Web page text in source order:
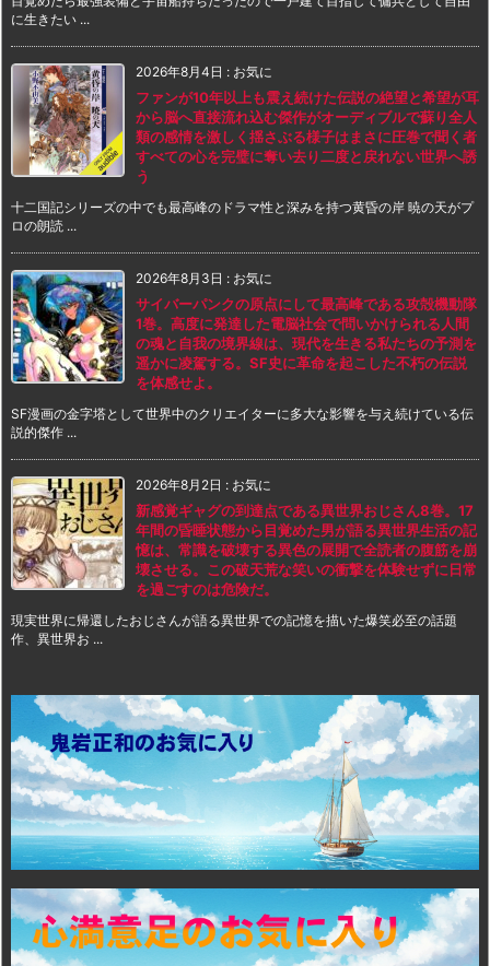
に生きたい ...
2026年8月4日 : お気に
ファンが10年以上も震え続けた伝説の絶望と希望が耳
から脳へ直接流れ込む傑作がオーディブルで蘇り全人
類の感情を激しく揺さぶる様子はまさに圧巻で聞く者
すべての心を完璧に奪い去り二度と戻れない世界へ誘
う
十二国記シリーズの中でも最高峰のドラマ性と深みを持つ黄昏の岸 暁の天がプ
ロの朗読 ...
2026年8月3日 : お気に
サイバーパンクの原点にして最高峰である攻殻機動隊
1巻。高度に発達した電脳社会で問いかけられる人間
の魂と自我の境界線は、現代を生きる私たちの予測を
遥かに凌駕する。SF史に革命を起こした不朽の伝説
を体感せよ。
SF漫画の金字塔として世界中のクリエイターに多大な影響を与え続けている伝
説的傑作 ...
2026年8月2日 : お気に
新感覚ギャグの到達点である異世界おじさん8巻。17
年間の昏睡状態から目覚めた男が語る異世界生活の記
憶は、常識を破壊する異色の展開で全読者の腹筋を崩
壊させる。この破天荒な笑いの衝撃を体験せずに日常
を過ごすのは危険だ。
現実世界に帰還したおじさんが語る異世界での記憶を描いた爆笑必至の話題
作、異世界お ...